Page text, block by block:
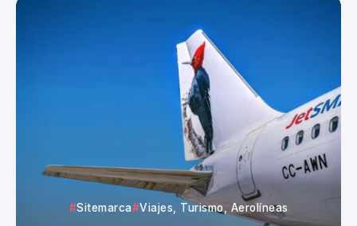
Sitemarca Viajes, Turismo, Aerolíneas